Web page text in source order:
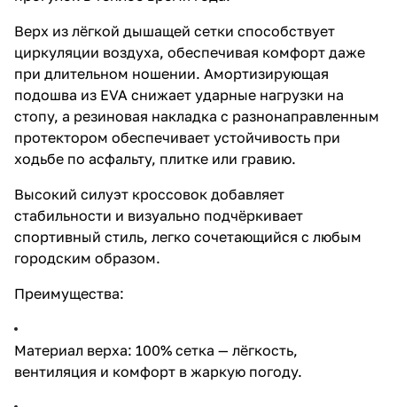
Верх из лёгкой дышащей сетки способствует
циркуляции воздуха, обеспечивая комфорт даже
при длительном ношении. Амортизирующая
подошва из EVA снижает ударные нагрузки на
стопу, а резиновая накладка с разнонаправленным
протектором обеспечивает устойчивость при
ходьбе по асфальту, плитке или гравию.
Высокий силуэт кроссовок добавляет
стабильности и визуально подчёркивает
спортивный стиль, легко сочетающийся с любым
городским образом.
Преимущества:
Материал верха: 100% сетка — лёгкость,
вентиляция и комфорт в жаркую погоду.